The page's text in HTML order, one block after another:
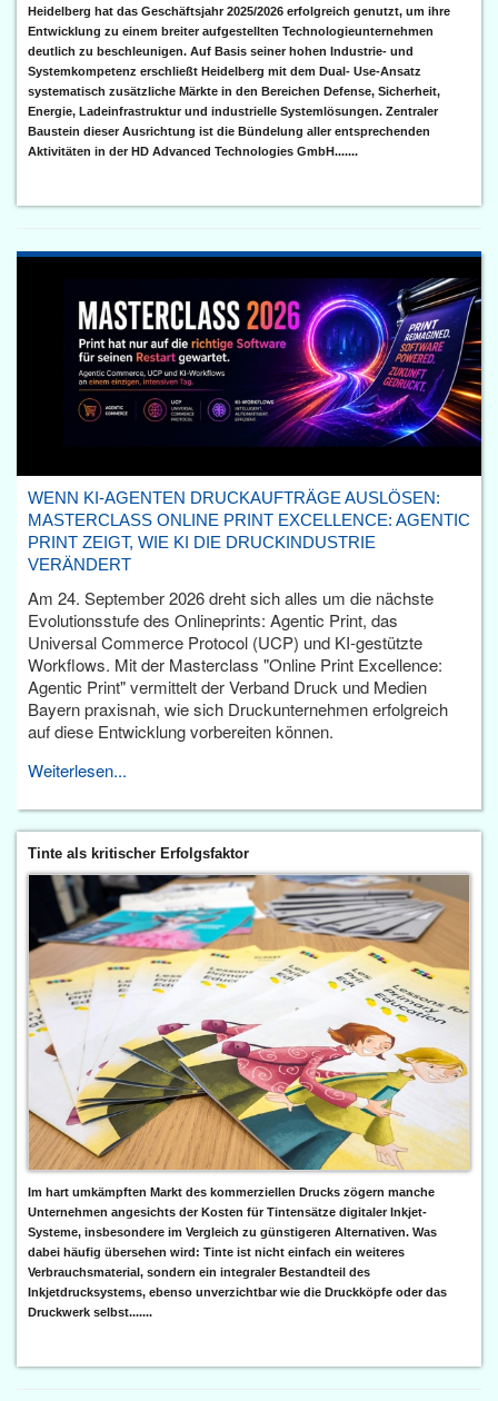
Heidelberg hat das Geschäftsjahr 2025/2026 erfolgreich genutzt, um ihre
Entwicklung zu einem breiter aufgestellten Technologieunternehmen
deutlich zu beschleunigen. Auf Basis seiner hohen Industrie- und
Systemkompetenz erschließt Heidelberg mit dem Dual- Use-Ansatz
systematisch zusätzliche Märkte in den Bereichen Defense, Sicherheit,
Energie, Ladeinfrastruktur und industrielle Systemlösungen. Zentraler
Baustein dieser Ausrichtung ist die Bündelung aller entsprechenden
Aktivitäten in der HD Advanced Technologies GmbH.......
WENN KI-AGENTEN DRUCKAUFTRÄGE AUSLÖSEN:
MASTERCLASS ONLINE PRINT EXCELLENCE: AGENTIC
PRINT ZEIGT, WIE KI DIE DRUCKINDUSTRIE
VERÄNDERT
Am 24. September 2026 dreht sich alles um die nächste
Evolutionsstufe des Onlineprints: Agentic Print, das
Universal Commerce Protocol (UCP) und KI-gestützte
Workflows. Mit der Masterclass "Online Print Excellence:
Agentic Print" vermittelt der Verband Druck und Medien
Bayern praxisnah, wie sich Druckunternehmen erfolgreich
auf diese Entwicklung vorbereiten können.
Weiterlesen...
Tinte als kritischer Erfolgsfaktor
Im hart umkämpften Markt des kommerziellen Drucks zögern manche
Unternehmen angesichts der Kosten für Tintensätze digitaler Inkjet-
Systeme, insbesondere im Vergleich zu günstigeren Alternativen. Was
dabei häufig übersehen wird: Tinte ist nicht einfach ein weiteres
Verbrauchsmaterial, sondern ein integraler Bestandteil des
Inkjetdrucksystems, ebenso unverzichtbar wie die Druckköpfe oder das
Druckwerk selbst.......